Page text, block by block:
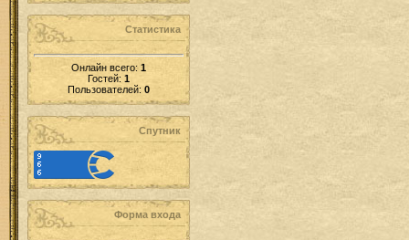
Статистика
Онлайн всего: 1
Гостей: 1
Пользователей: 0
Спутник
Форма входа